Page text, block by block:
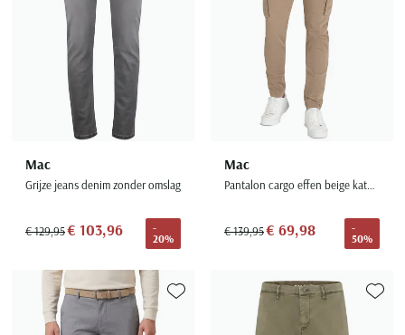
Mac
Grijze jeans denim zonder omslag
€ 129,95€ 103,96
-
20%
Mac
Pantalon cargo effen beige katoen normale fit
€ 139,95€ 69,98
-
50%
Toevoegen aan favorieten